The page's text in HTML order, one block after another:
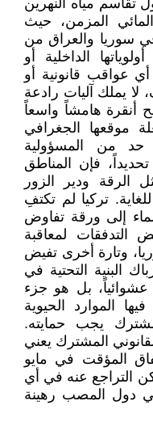
تقاسم مياه النهرين
المزمن، حيث
سوريا والعراق من
الداخلية أو
أي عواقب قانونية أو
لا يملك آليات رادعة
أنقرة هامشاً واسعاً
موقعها الجغرافي
حد من المسؤولية
فإن المناطق
الرقة ودير الزور
تركيا لم تكتفِ
إلى ورقة تفاوض
لمعاقبة
وتارة أخرى تفيض
البنية التحتية في
بل هو جزء
الموارد الحيوية
يجب حمايته.
المشترك يعني
المؤقت في مايو
التراجع عنه في أي
دول المصب رهينة